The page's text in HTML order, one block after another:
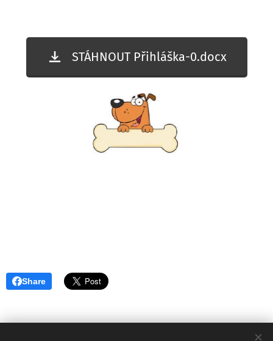
STÁHNOUT Přihláška-0.docx
Share